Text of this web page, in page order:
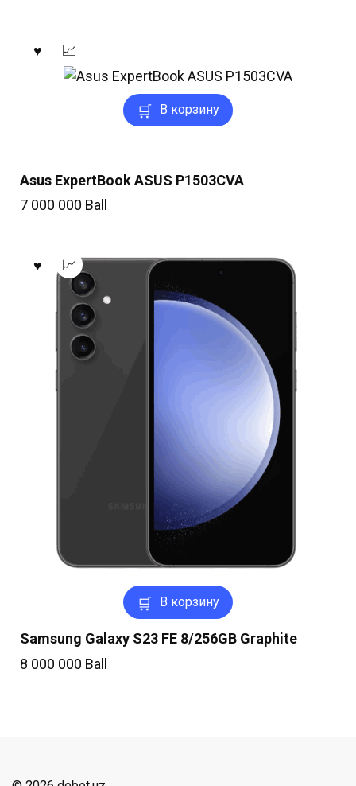
В корзину
Asus ExpertBook ASUS P1503CVA
7 000 000 Ball
В корзину
Samsung Galaxy S23 FE 8/256GB Graphite
8 000 000 Ball